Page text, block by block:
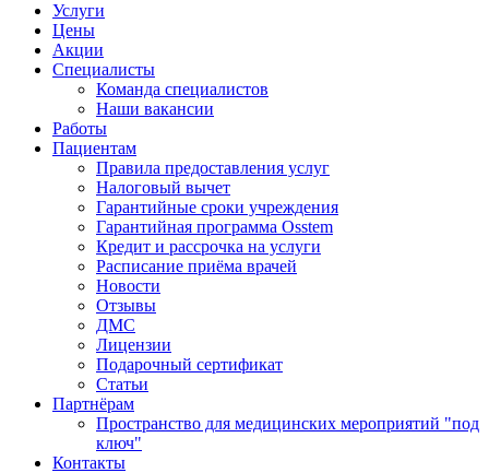
Услуги
Цены
Акции
Специалисты
Команда специалистов
Наши вакансии
Работы
Пациентам
Правила предоставления услуг
Налоговый вычет
Гарантийные сроки учреждения
Гарантийная программа Osstem
Кредит и рассрочка на услуги
Расписание приёма врачей
Новости
Отзывы
ДМС
Лицензии
Подарочный сертификат
Статьи
Партнёрам
Пространство для медицинских мероприятий "под
ключ"
Контакты